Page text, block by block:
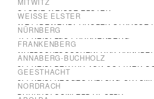
STUDIE WEISSE ELSTER
WEISSE ELSTER
WETTBEWERB: TIROLER STRASSE
NÜRNBERG
4. PREIS: LGS FRANKENBERG
FRANKENBERG
WALDSCHLÖSSCHENPARK
ANNABERG-BUCHHOLZ
3. PREIS: BERTHA-VON-SUTTNER-
GEESTHACHT
3. PREIS: NEUGESTALTUNG
NORDRACH
BAHNHOFSUMFELD APOLDA